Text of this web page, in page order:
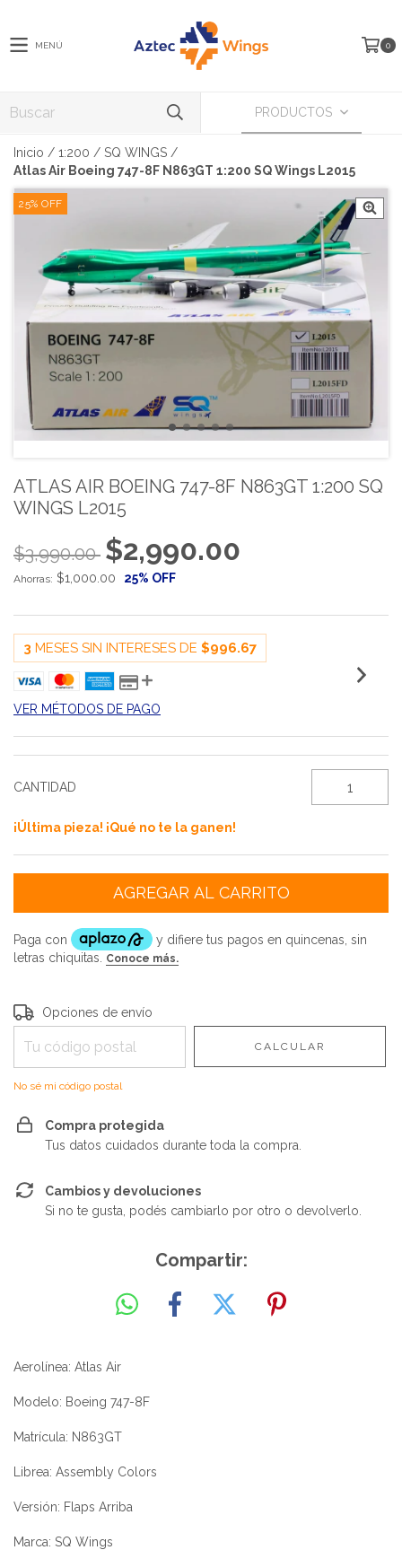
MENÚ 0
PRODUCTOS
Inicio / 1:200 / SQ WINGS /
Atlas Air Boeing 747-8F N863GT 1:200 SQ Wings L2015
25% OFF
ATLAS AIR BOEING 747-8F N863GT 1:200 SQ
WINGS L2015
$3,990.00 $2,990.00
Ahorras: $1,000.00 25% OFF
3 MESES SIN INTERESES DE $996.67
VER MÉTODOS DE PAGO
CANTIDAD
¡Última pieza! ¡Qué no te la ganen!
Entregas para el CP:
Opciones de envío
CALCULAR
No sé mi código postal
Compra protegida
Tus datos cuidados durante toda la compra.
Cambios y devoluciones
Si no te gusta, podés cambiarlo por otro o devolverlo.
Compartir:
Aerolínea: Atlas Air
Modelo: Boeing 747-8F
Matrícula: N863GT
Librea: Assembly Colors
Versión: Flaps Arriba
Marca: SQ Wings